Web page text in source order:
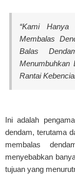
“Kami
Membalas
Balas
Menumbuhkan
Rantai
Ini adalah
dendam, terutama
membalas
menyebabkan
tujuan yang